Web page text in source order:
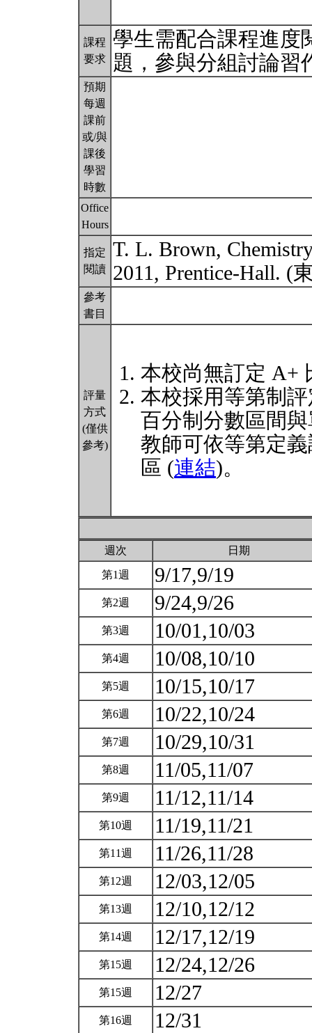
課程
要求
學生需配合課程進度
題，參與分組討論
預期
每週
課前
或/與
課後
學習
時數
Office
Hours
指定
閱讀
T. L. Brown,
2011, Prentice-Hall.
參考
書目
評量
方式
(僅供
參考)
本校尚無訂定 A+
本校採用等第制
百分制分數區間
教師可依等第定
區 (連結)。
週次 日期
第1週 9/17,9/19
第2週 9/24,9/26
第3週 10/01,10/03
第4週 10/08,10/10
第5週 10/15,10/17
第6週 10/22,10/24
第7週 10/29,10/31
第8週 11/05,11/07
第9週 11/12,11/14
第10週 11/19,11/21
第11週 11/26,11/28
第12週 12/03,12/05
第13週 12/10,12/12
第14週 12/17,12/19
第15週 12/24,12/26
第15週 12/27
第16週 12/31